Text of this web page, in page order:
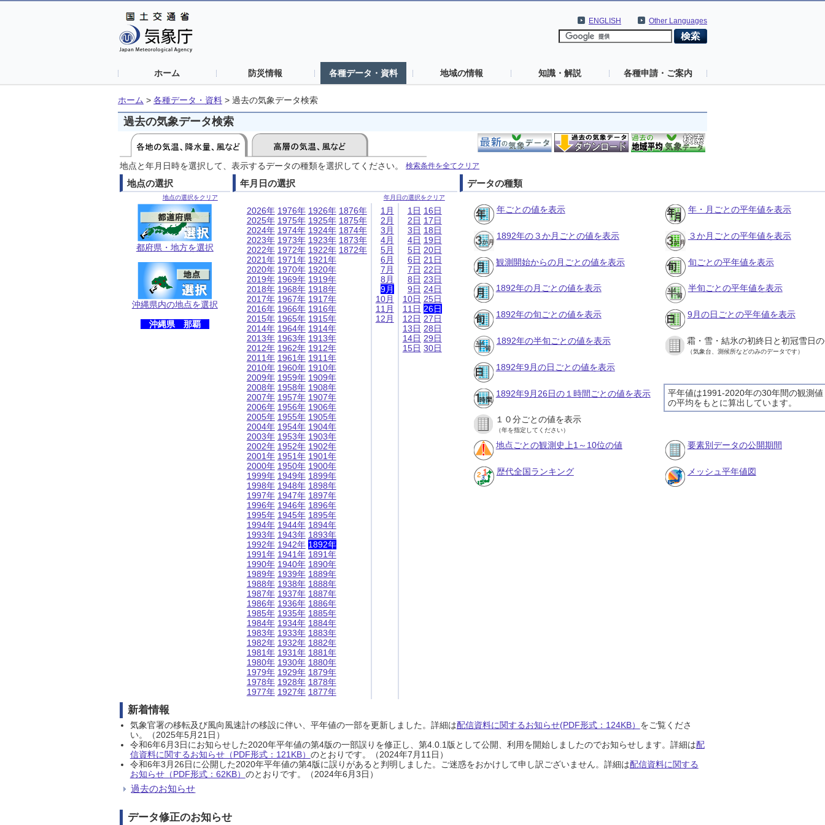
Other Languages
ENGLISH
ホーム 防災情報 各種データ・資料 地域の情報 知識・解説 各種申請・ご案内
ホーム > 各種データ・資料 > 過去の気象データ検索
過去の気象データ検索
地点と年月日時を選択して、表示するデータの種類を選択してください。 検索条件を全てクリア
地点の選択
地点の選択をクリア
都府県・地方を選択
沖縄県内の地点を選択
沖縄県 那覇
年月日の選択
年月日の選択をクリア
2026年
2025年
2024年
2023年
2022年
2021年
2020年
2019年
2018年
2017年
2016年
2015年
2014年
2013年
2012年
2011年
2010年
2009年
2008年
2007年
2006年
2005年
2004年
2003年
2002年
2001年
2000年
1999年
1998年
1997年
1996年
1995年
1994年
1993年
1992年
1991年
1990年
1989年
1988年
1987年
1986年
1985年
1984年
1983年
1982年
1981年
1980年
1979年
1978年
1977年
1976年
1975年
1974年
1973年
1972年
1971年
1970年
1969年
1968年
1967年
1966年
1965年
1964年
1963年
1962年
1961年
1960年
1959年
1958年
1957年
1956年
1955年
1954年
1953年
1952年
1951年
1950年
1949年
1948年
1947年
1946年
1945年
1944年
1943年
1942年
1941年
1940年
1939年
1938年
1937年
1936年
1935年
1934年
1933年
1932年
1931年
1930年
1929年
1928年
1927年
1926年
1925年
1924年
1923年
1922年
1921年
1920年
1919年
1918年
1917年
1916年
1915年
1914年
1913年
1912年
1911年
1910年
1909年
1908年
1907年
1906年
1905年
1904年
1903年
1902年
1901年
1900年
1899年
1898年
1897年
1896年
1895年
1894年
1893年
1892年
1891年
1890年
1889年
1888年
1887年
1886年
1885年
1884年
1883年
1882年
1881年
1880年
1879年
1878年
1877年
1876年
1875年
1874年
1873年
1872年
1月
2月
3月
4月
5月
6月
7月
8月
9月
10月
11月
12月
1日
2日
3日
4日
5日
6日
7日
8日
9日
10日
11日
12日
13日
14日
15日
16日
17日
18日
19日
20日
21日
22日
23日
24日
25日
26日
27日
28日
29日
30日
データの種類
年ごとの値を表示 年・月ごとの平年値を表示
1892年の３か月ごとの値を表示 ３か月ごとの平年値を表示
観測開始からの月ごとの値を表示 旬ごとの平年値を表示
1892年の月ごとの値を表示 半旬ごとの平年値を表示
1892年の旬ごとの値を表示 9月の日ごとの平年値を表示
1892年の半旬ごとの値を表示 霜・雪・結氷の初終日と初冠雪日
（気象台、測候所などのみのデータです）
1892年9月の日ごとの値を表示
平年値は1991-2020年の30年間の観測値
の平均をもとに算出しています。
1892年9月26日の１時間ごとの値を表示
１０分ごとの値を表示
（年を指定してください）
地点ごとの観測史上1～10位の値 要素別データの公開期間
歴代全国ランキング メッシュ平年値図
新着情報
気象官署の移転及び風向風速計の移設に伴い、平年値の一部を更新しました。詳細は配信資料に関するお知らせ(PDF形式：124KB） をご覧くださ
い。（2025年5月21日）
令和6年6月3日にお知らせした2020年平年値の第4版の一部誤りを修正し、第4.0.1版として公開、利用を開始しましたのでお知らせします。詳細は配
信資料に関するお知らせ（PDF形式：121KB） のとおりです。（2024年7月11日）
令和6年3月26日に公開した2020年平年値の第4版に誤りがあると判明しました。ご迷惑をおかけして申し訳ございません。詳細は配信資料に関する
お知らせ（PDF形式：62KB） のとおりです。（2024年6月3日）
過去のお知らせ
データ修正のお知らせ